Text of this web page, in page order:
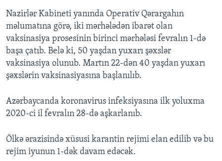
Nazirlər Kabineti yanında Operativ Qərargahın
məlumatına görə, iki mərhələdən ibarət olan
vaksinasiya prosesinin birinci mərhələsi fevralın 1-də
başa çatıb. Belə ki, 50 yaşdan yuxarı şəxslər
vaksinasiya olunub. Martın 22-dən 40 yaşdan yuxarı
şəxslərin vaksinasiyasına başlanılıb.
Azərbaycanda koronavirus infeksiyasına ilk yoluxma
2020-ci il fevralın 28-də aşkarlanıb.
Ölkə ərazisində xüsusi karantin rejimi elan edilib və bu
rejim iyunun 1-dək davam edəcək.